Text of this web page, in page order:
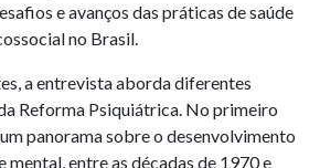
e avanços das práticas de saúde
no Brasil.
a entrevista aborda diferentes
Reforma Psiquiátrica. No primeiro
panorama sobre o desenvolvimento
mental, entre as décadas de 1970 e